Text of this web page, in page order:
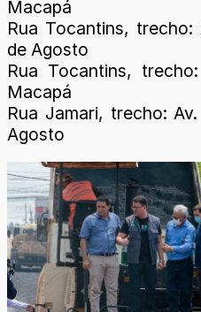
Macapá
Rua Tocantins, trecho:
de Agosto
Rua Tocantins,
Macapá
Rua Jamari, trecho:
Agosto